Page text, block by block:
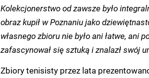
Kolekcjonerstwo od zawsze było
obraz kupił w Poznaniu jako
własnego zbioru nie było ani łatwe, ani
zafascynował się sztuką i znalazł swój
Zbiory tenisisty przez lata